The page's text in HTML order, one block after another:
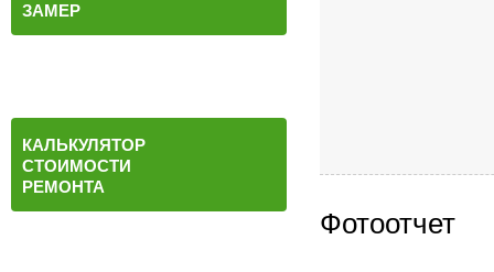
ЗАМЕР
КАЛЬКУЛЯТОР
СТОИМОСТИ
РЕМОНТА
Фотоотчет